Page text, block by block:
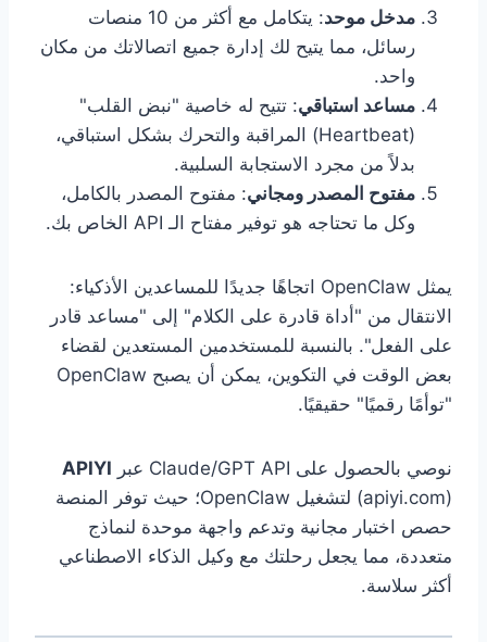
مدخل موحد
: يتكامل مع أكثر من 10 منصات
رسائل، مما يتيح لك إدارة جميع اتصالاتك من مكان
واحد.
مساعد استباقي: تتيح له خاصية "نبض القلب"
(Heartbeat) المراقبة والتحرك بشكل استباقي،
بدلاً من مجرد الاستجابة السلبية.
مفتوح المصدر ومجاني: مفتوح المصدر بالكامل،
وكل ما تحتاجه هو توفير مفتاح الـ API الخاص بك.
يمثل OpenClaw اتجاهًا جديدًا للمساعدين الأذكياء:
الانتقال من "أداة قادرة على الكلام" إلى "مساعد قادر
على الفعل". بالنسبة للمستخدمين المستعدين لقضاء
بعض الوقت في التكوين، يمكن أن يصبح OpenClaw
"توأمًا رقميًا" حقيقيًا.
نوصي بالحصول على Claude/GPT API عبر
APIYI
(apiyi.com) لتشغيل OpenClaw؛ حيث توفر المنصة
حصص اختبار مجانية وتدعم واجهة موحدة لنماذج
متعددة، مما يجعل رحلتك مع وكيل الذكاء الاصطناعي
أكثر سلاسة.